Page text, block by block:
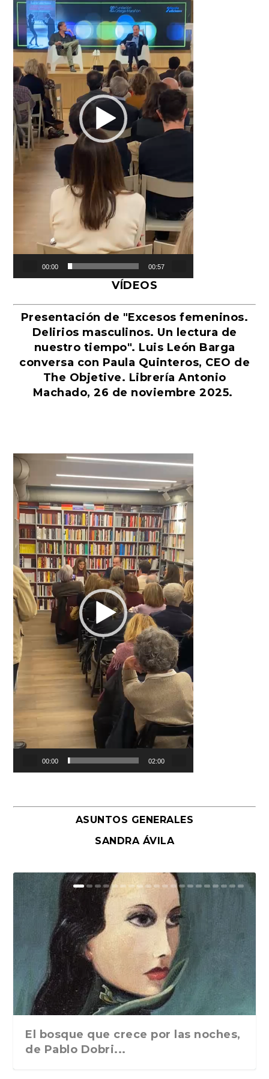
00:00 00:57
VÍDEOS
Presentación de "Excesos femeninos.
Delirios masculinos. Un lectura de
nuestro tiempo". Luis León Barga
conversa con Paula Quinteros, CEO de
The Objetive. Librería Antonio
Machado, 26 de noviembre 2025.
Reproductor
de
vídeo
00:00 02:00
ASUNTOS GENERALES
SANDRA ÁVILA
El bosque que crece por las noches,
de Pablo Dobri...